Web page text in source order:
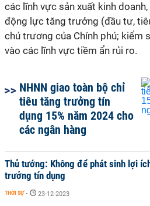
các lĩnh vực sản xuất kinh
động lực tăng trưởng (đầu tư,
chủ trương của Chính phủ; kiểm
vào các lĩnh vực tiềm ẩn rủi ro.
NHNN giao toàn bộ chỉ
tiêu tăng trưởng tín
dụng 15% năm 2024 cho
các ngân hàng
Thủ tướng: Không để phát sinh lợi
trưởng tín dụng
THỜI SỰ - 23-12-2023